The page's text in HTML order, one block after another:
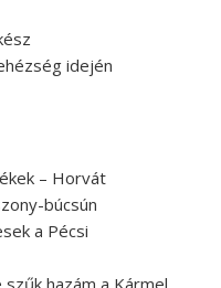
idején
– Horvát
búcsún
a Pécsi
hazám a Kármel